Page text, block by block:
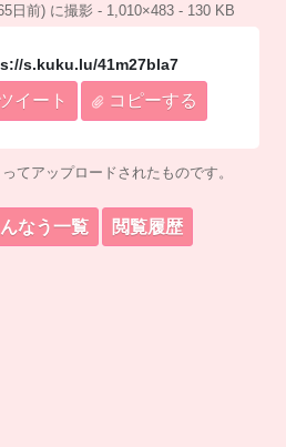
日前) に撮影 - 1,010×483 - 130 KB
s.kuku.lu/41m27bla7
イート コピーする
てアップロードされたものです。
なう一覧 閲覧履歴